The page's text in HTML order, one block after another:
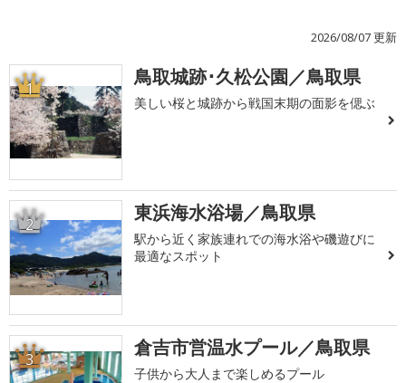
2026/08/07 更新
1 鳥取城跡･久松公園／鳥取県
美しい桜と城跡から戦国末期の面影を偲ぶ
2 東浜海水浴場／鳥取県
駅から近く家族連れでの海水浴や磯遊びに
最適なスポット
3 倉吉市営温水プール／鳥取県
子供から大人まで楽しめるプール